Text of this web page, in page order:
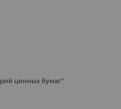
ценных бумаг"